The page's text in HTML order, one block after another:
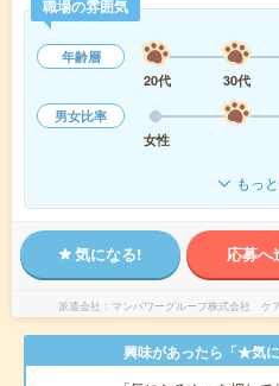
職場の雰囲気
年齢層
20代
30代
男女比率
女性
もっ
気になる! 応募へ
派遣会社 マンパワーグループ株式会社 ケ
興味があったら「★気